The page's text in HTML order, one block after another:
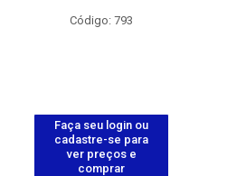
Código: 793
Faça seu login ou
cadastre-se para
ver preços e
comprar